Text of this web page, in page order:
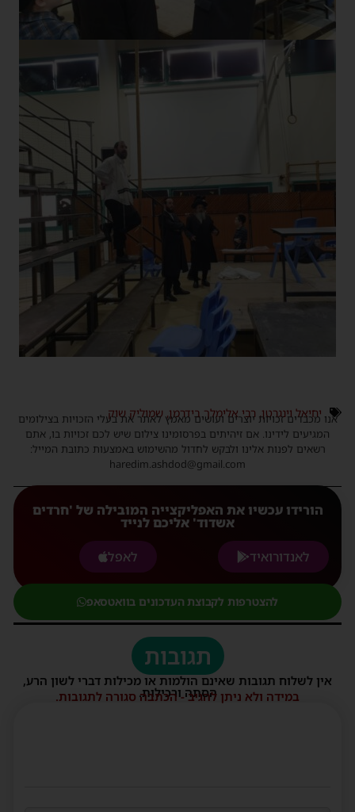
יחיאל וינגרטן, רבי אלימלך בידרמן, שמוליק שוק
אנו מכבדים זכויות יוצרים ועושים מאמץ לאתר את בעלי הזכויות בצילומים
המגיעים לידינו. אם זיהיתים בפרסומינו צילום שיש לכם זכויות בו, אתם
רשאים לפנות אלינו ולבקש לחדול מהשימוש באמצעות כתובת המייל:
haredim.ashdod@gmail.com
הורידו עכשיו את האפליקצייה המובילה של 'חרדים
אשדוד' אליכם לנייד
לאנדורואיד
לאפל
להצטרפות לקבוצת העדכונים בוואטסאפ
תגובות
אין לשלוח תגובות שאינם הולמות או מכילות דברי לשון הרע,
הסתה ורכילות.
במידה ולא ניתן להגיב - הכתבה סגורה לתגובות.